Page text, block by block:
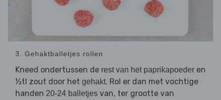
3. Gehaktballetjes rollen
Kneed ondertussen de rest van het paprikapoeder en
½tl zout door het gehakt. Rol er dan met vochtige
handen 20-24 balletjes van, ter grootte van